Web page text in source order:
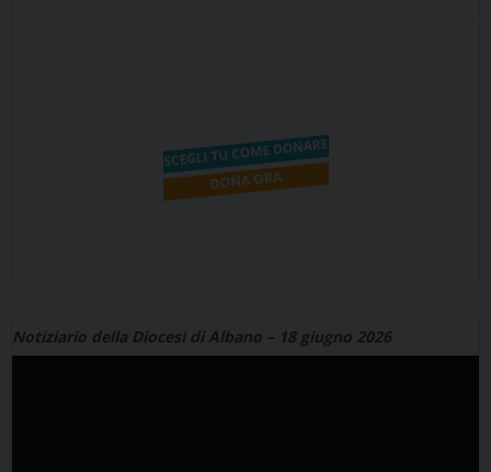
Notiziario della Diocesi di Albano – 18 giugno 2026